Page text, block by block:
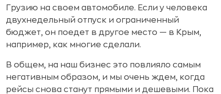
Грузию на своем автомобиле. Если у человека
двухнедельный отпуск и ограниченный
бюджет, он поедет в другое место — в Крым,
например, как многие сделали.
В общем, на наш бизнес это повлияло самым
негативным образом, и мы очень ждем, когда
рейсы снова станут прямыми и дешевыми. Пока